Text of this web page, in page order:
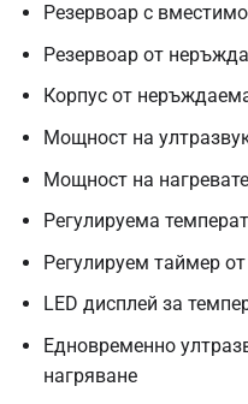
Резервоар с
Резервоар от
Корпус от
Мощност на
Мощност на
Регулируема
Регулируем таймер
LED дисплей за
Едновременно
нагряване